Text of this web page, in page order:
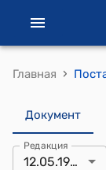
Главная ›
Документ
Редакция
12.05.1998